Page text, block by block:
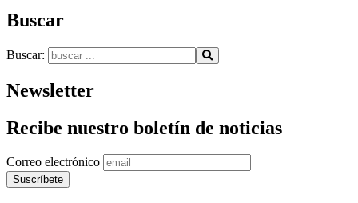
Buscar
Buscar:
Newsletter
Recibe nuestro boletín de noticias
Correo electrónico